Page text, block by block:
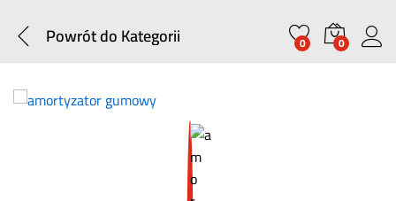
Powrót doKategorii 0 0